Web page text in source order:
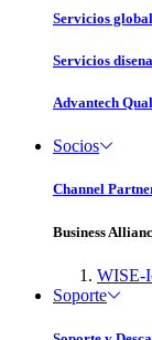
Servicios
Servicios
Advantech
Socios
Channel
Business
WISE-
Soporte